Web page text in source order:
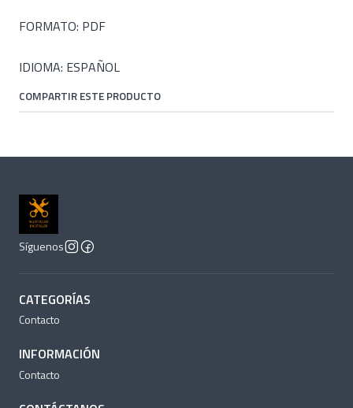
FORMATO: PDF
IDIOMA: ESPAÑOL
COMPARTIR ESTE PRODUCTO
Síguenos
CATEGORÍAS
Contacto
INFORMACIÓN
Contacto